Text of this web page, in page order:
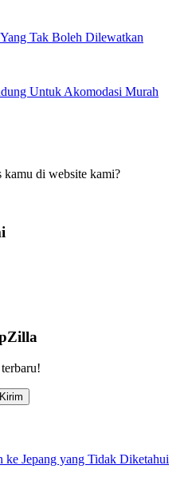
Tak Boleh Dilewatkan
Untuk Akomodasi Murah
kamu di website kami?
Kirim
ke Jepang yang Tidak Diketahui